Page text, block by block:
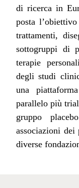
di ricerca in
posta
trattamenti,
sottogruppi di
terapie
degli studi
una
parallelo più
gruppo
associazioni
diverse